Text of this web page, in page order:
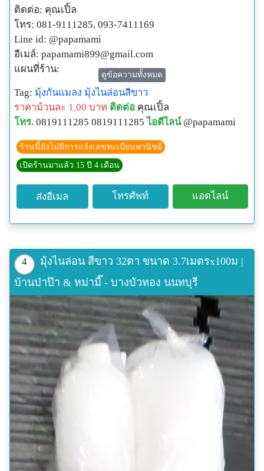
ติดต่อ: คุณเปิ้ล
โทร: 081-9111285, 093-7411169
Line id: @papamami
อีเมล์: papamami899@gmail.com
แผนที่ร้าน:
http://www.papamami.com/index.phplay=show&ac=arti
cle&Id=539360476
พิกัดGPSของร้าน:
N13o54' 12.3"
E100o24' 27.8"
ดูข้อความทั้งหมด
Tag: มุ้งกันแมลง มุ้งไนล่อนสีขาว
ราคาม้วนละ 1.00 บาท ติดต่อ คุณเปิ้ล
โทร. 0819111285 0819111285 ไอดีไลน์ @papamami
ร้านนี้ยังไม่มีการแจ้งเลขทะเบียนพานิชย์
เปิดร้านมาแล้ว 15 ปี 4 เดือน
ส่งอีเมล โทรศัพท์ แอดไลน์
4
มุ้งไนล่อน สีขาว 32ตา ขนาด 3.7เมตรx100ม |
บ้านป่าป๊า & หม่ามี๊ - บางบัวทอง นนทบุรี